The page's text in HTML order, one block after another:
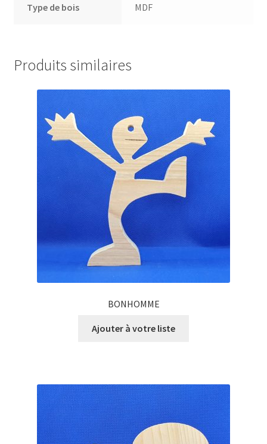
Type de bois MDF
Produits similaires
BONHOMME
Ajouter à votre liste